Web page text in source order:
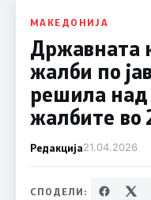
МАКЕДОНИЈА
Државната
жалби по
решила над
жалбите во
Редакција21.04.2026
СПОДЕЛИ: